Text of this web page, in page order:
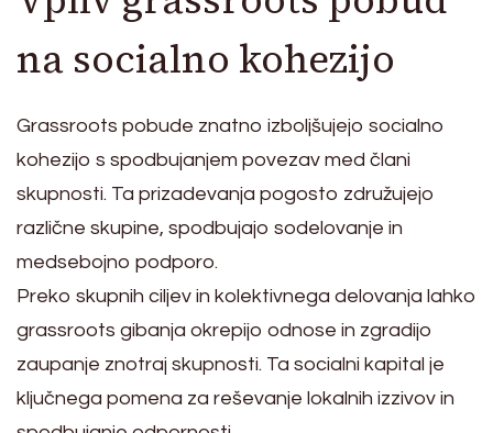
na socialno kohezijo
Grassroots pobude znatno izboljšujejo socialno
kohezijo s spodbujanjem povezav med člani
skupnosti. Ta prizadevanja pogosto združujejo
različne skupine, spodbujajo sodelovanje in
medsebojno podporo.
Preko skupnih ciljev in kolektivnega delovanja lahko
grassroots gibanja okrepijo odnose in zgradijo
zaupanje znotraj skupnosti. Ta socialni kapital je
ključnega pomena za reševanje lokalnih izzivov in